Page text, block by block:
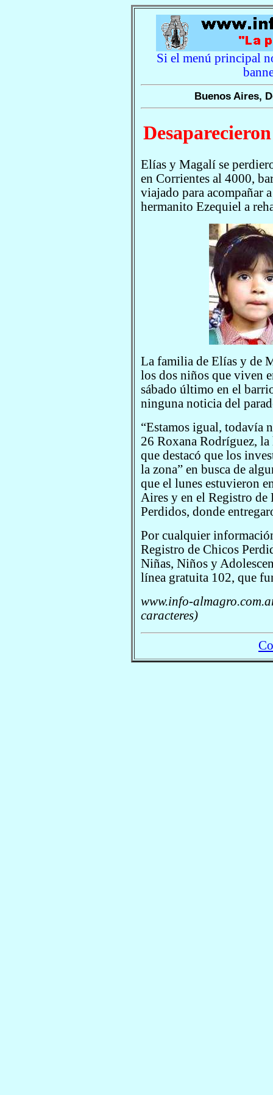
Si el menú principal
Buenos Aires,
Elías y Magalí se
en Corrientes al 4000,
viajado para acompañar
hermanito Ezequiel a
La familia de Elías y de
los dos niños que viven
sábado último en el
ninguna noticia del
“Estamos igual, todavía
26 Roxana Rodríguez, la
que destacó que los
la zona” en busca de
que el lunes estuvieron
Aires y en el Registro
Perdidos, donde
Por cualquier
Registro de Chicos
Niñas, Niños y
línea gratuita 102, que
www.info-
caracteres)